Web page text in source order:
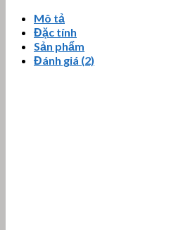
Mô tả
Đặc tính
Sản phẩm
Đánh giá (2)